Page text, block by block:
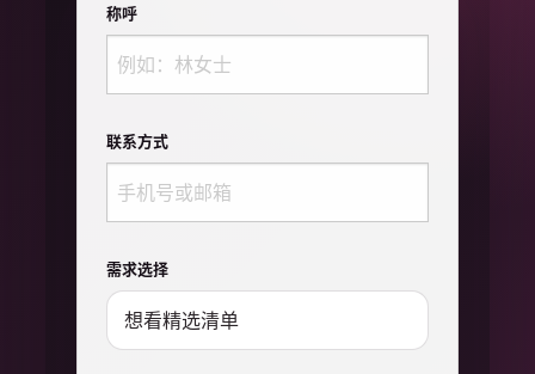
称呼
联系方式
需求选择